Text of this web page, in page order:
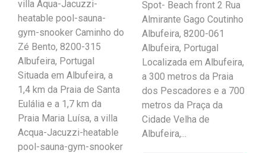
villa Aqua-Jacuzzi-
heatable pool-sauna-
gym-snooker Caminho do
Zé Bento, 8200-315
Albufeira, Portugal
Situada em Albufeira, a
1,4 km da Praia de Santa
Eulália e a 1,7 km da
Praia Maria Luísa, a villa
Acqua-Jacuzzi-heatable
pool-sauna-gym-snooker
Spot- Beach front 2 Rua
Almirante Gago Coutinho
Albufeira, 8200-061
Albufeira, Portugal
Localizada em Albufeira,
a 300 metros da Praia
dos Pescadores e a 700
metros da Praça da
Cidade Velha de
Albufeira,...